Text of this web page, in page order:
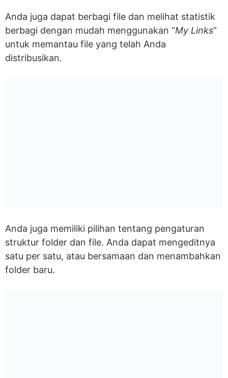
Anda juga dapat berbagi file dan melihat statistik
berbagi dengan mudah menggunakan “My Links”
untuk memantau file yang telah Anda
distribusikan.
Anda juga memiliki pilihan tentang pengaturan
struktur folder dan file. Anda dapat mengeditnya
satu per satu, atau bersamaan dan menambahkan
folder baru.